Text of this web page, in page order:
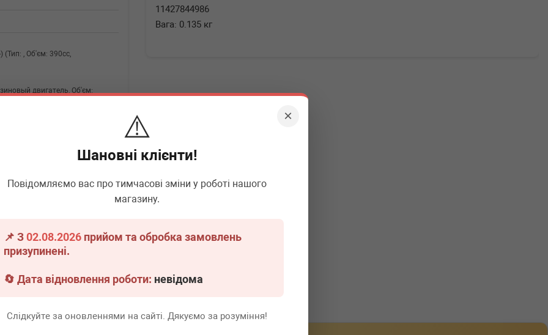
×
⚠️
Шановні клієнти!
Повідомляємо вас про тимчасові зміни у роботі нашого
магазину.
📌 З02.08.2026 прийом та обробка замовлень
призупинені.
🔄 Дата відновлення роботи: невідома
Слідкуйте за оновленнями на сайті. Дякуємо за розуміння!
(Тип: , Об'єм: 390cc,
двигатель, Об'єм:
двигатель, Об'єм:
двигатель, Об'єм:
двигатель, Об'єм:
330cc, Потужність: 0HP)
Потужність: 0HP)
двигатель, Об'єм:
Розгорнути
11427844986
Вага: 0.135 кг